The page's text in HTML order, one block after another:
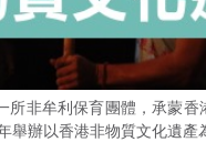
所非牟利保育團體，承蒙
舉辦以香港非物質文化遺